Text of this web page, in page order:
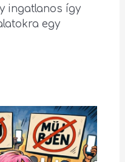
ingatlanos így
egy